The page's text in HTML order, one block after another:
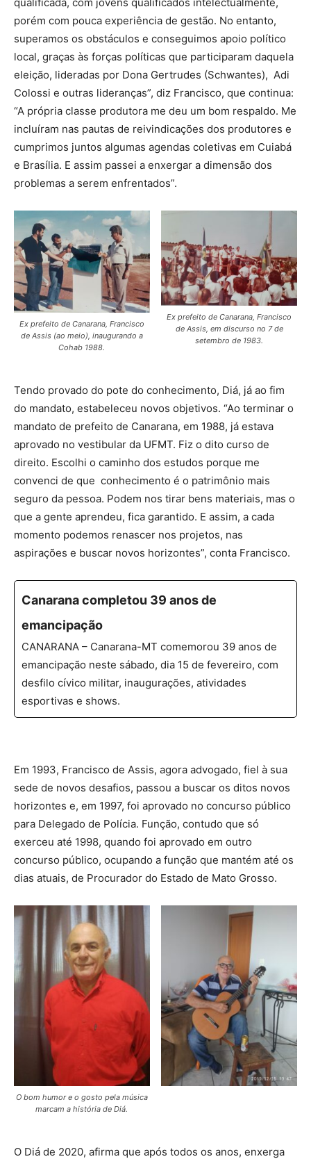
porém com pouca experiência de gestão. No entanto,
superamos os obstáculos e conseguimos apoio político
local, graças às forças políticas que participaram daquela
eleição, lideradas por Dona Gertrudes (Schwantes), Adi
Colossi e outras lideranças”, diz Francisco, que continua:
“A própria classe produtora me deu um bom respaldo. Me
incluíram nas pautas de reivindicações dos produtores e
cumprimos juntos algumas agendas coletivas em Cuiabá
e Brasília. E assim passei a enxergar a dimensão dos
problemas a serem enfrentados”.
Ex prefeito de Canarana, Francisco
de Assis (ao meio), inaugurando a
Cohab 1988.
Ex prefeito de Canarana, Francisco
de Assis, em discurso no 7 de
setembro de 1983.
Tendo provado do pote do conhecimento, Diá, já ao fim
do mandato, estabeleceu novos objetivos. “Ao terminar o
mandato de prefeito de Canarana, em 1988, já estava
aprovado no vestibular da UFMT. Fiz o dito curso de
direito. Escolhi o caminho dos estudos porque me
convenci de que conhecimento é o patrimônio mais
seguro da pessoa. Podem nos tirar bens materiais, mas o
que a gente aprendeu, fica garantido. E assim, a cada
momento podemos renascer nos projetos, nas
aspirações e buscar novos horizontes”, conta Francisco.
Canarana completou 39 anos de
emancipação
CANARANA – Canarana-MT comemorou 39 anos de
emancipação neste sábado, dia 15 de fevereiro, com
desfilo cívico militar, inaugurações, atividades
esportivas e shows.
Em 1993, Francisco de Assis, agora advogado, fiel à sua
sede de novos desafios, passou a buscar os ditos novos
horizontes e, em 1997, foi aprovado no concurso público
para Delegado de Polícia. Função, contudo que só
exerceu até 1998, quando foi aprovado em outro
concurso público, ocupando a função que mantém até os
dias atuais, de Procurador do Estado de Mato Grosso.
O bom humor e o gosto pela música
marcam a história de Diá.
O Diá de 2020, afirma que após todos os anos, enxerga